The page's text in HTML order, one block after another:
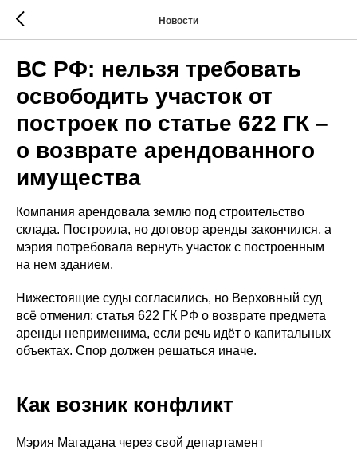
Новости
ВС РФ: нельзя требовать
освободить участок от
построек по статье 622 ГК –
о возврате арендованного
имущества
Компания арендовала землю под строительство
склада. Построила, но договор аренды закончился, а
мэрия потребовала вернуть участок с построенным
на нем зданием.
Нижестоящие суды согласились, но Верховный суд
всё отменил: статья 622 ГК РФ о возврате предмета
аренды неприменима, если речь идёт о капитальных
объектах. Спор должен решаться иначе.
Как возник конфликт
Мэрия Магадана через свой департамент